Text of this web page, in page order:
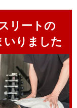
リートの
りました